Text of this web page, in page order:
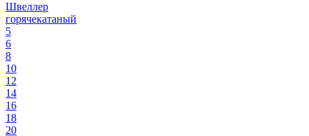
Швеллер
горячекатаный
5
6
8
10
12
14
16
18
20